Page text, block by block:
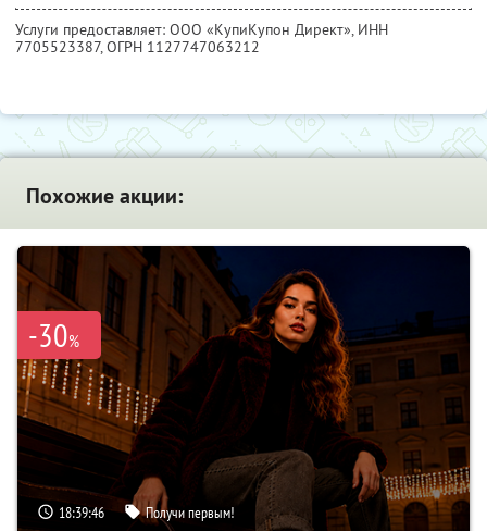
Услуги предоставляет: ООО «КупиКупон Директ», ИНН
7705523387, ОГРН 1127747063212
Похожие акции:
-30%
18:39:45 Получи первым!